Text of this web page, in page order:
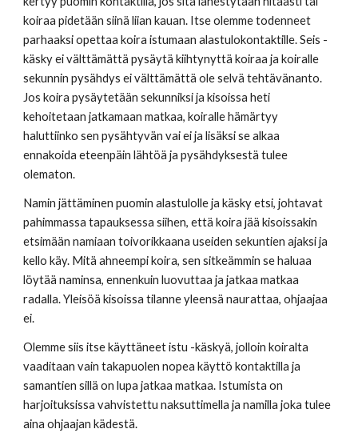
koiraa pidetään siinä liian kauan. Itse olemme todenneet
parhaaksi opettaa koira istumaan alastulokontaktille. Seis -
käsky ei välttämättä pysäytä kiihtynyttä koiraa ja koiralle
sekunnin pysähdys ei välttämättä ole selvä tehtävänanto.
Jos koira pysäytetään sekunniksi ja kisoissa heti
kehoitetaan jatkamaan matkaa, koiralle hämärtyy
haluttiinko sen pysähtyvän vai ei ja lisäksi se alkaa
ennakoida eteenpäin lähtöä ja pysähdyksestä tulee
olematon.
Namin jättäminen puomin alastulolle ja käsky etsi, johtavat
pahimmassa tapauksessa siihen, että koira jää kisoissakin
etsimään namiaan toivorikkaana useiden sekuntien ajaksi ja
kello käy. Mitä ahneempi koira, sen sitkeämmin se haluaa
löytää naminsa, ennenkuin luovuttaa ja jatkaa matkaa
radalla. Yleisöä kisoissa tilanne yleensä naurattaa, ohjaajaa
ei.
Olemme siis itse käyttäneet istu -käskyä, jolloin koiralta
vaaditaan vain takapuolen nopea käyttö kontaktilla ja
samantien sillä on lupa jatkaa matkaa. Istumista on
harjoituksissa vahvistettu naksuttimella ja namilla joka tulee
aina ohjaajan kädestä.